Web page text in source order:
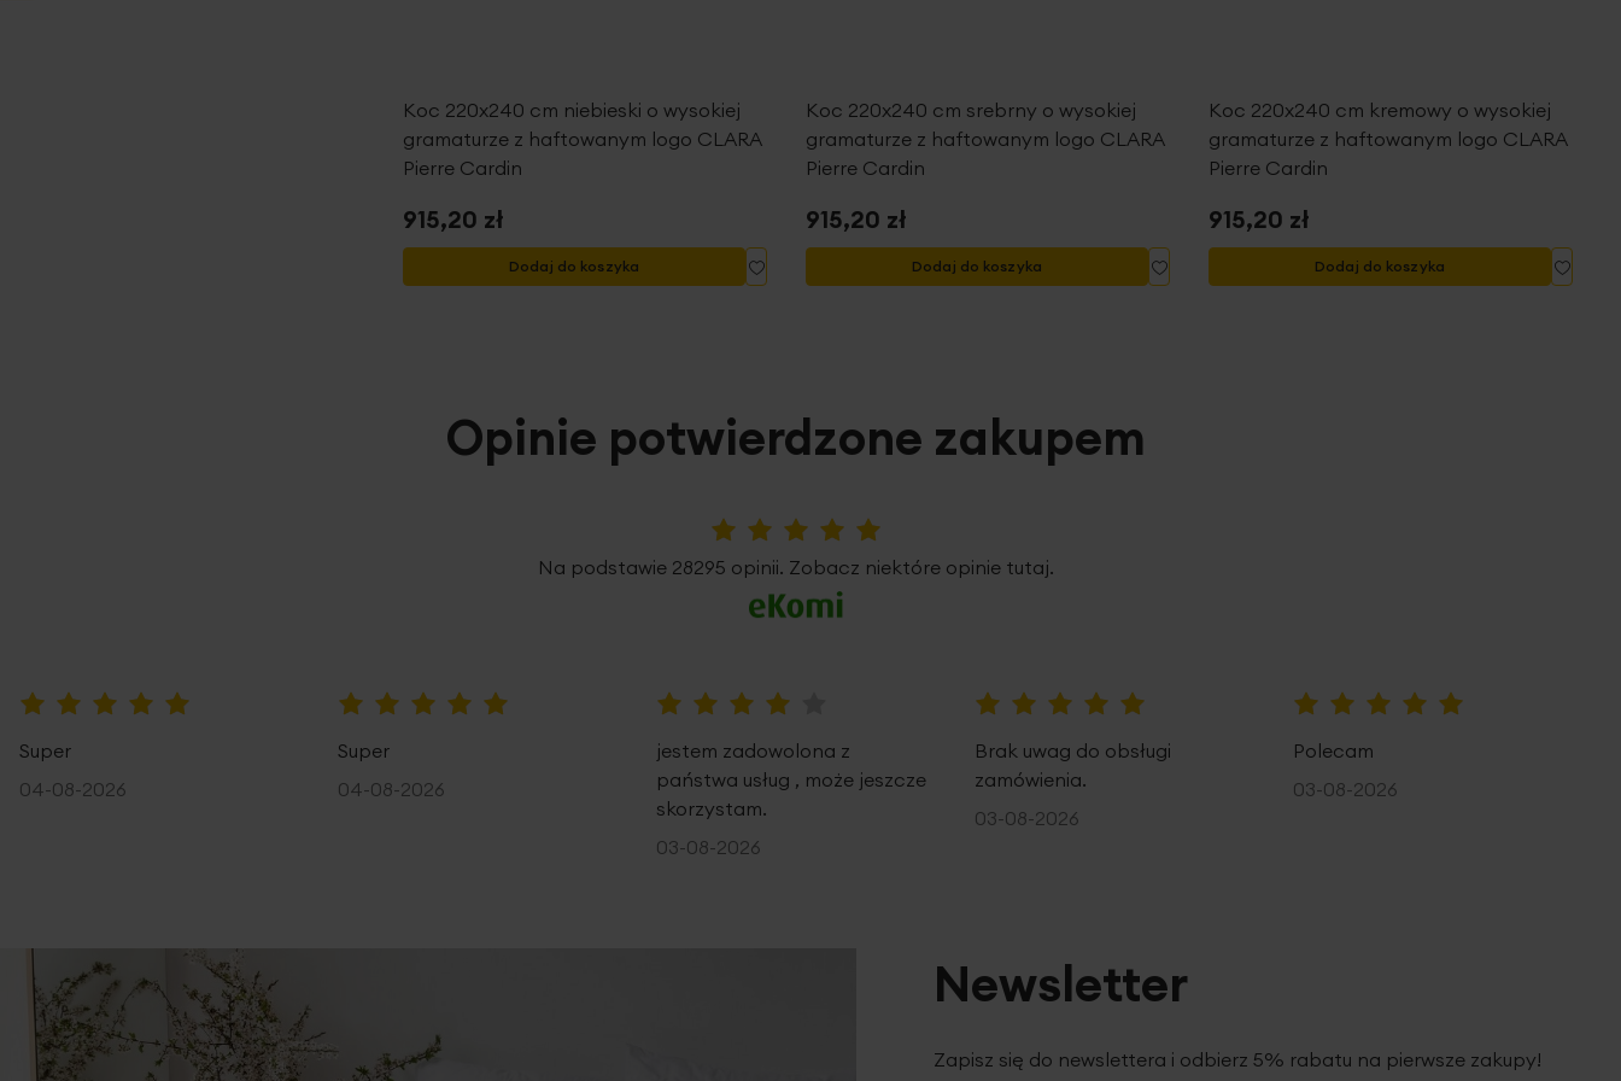
Koc 220x240 cm niebieski o wysokiej
gramaturze z haftowanym logo CLARA
Pierre Cardin
915,20 zł
Dodaj do koszyka
do
Koc 220x240 cm srebrny o wysokiej
gramaturze z haftowanym logo CLARA
Pierre Cardin
915,20 zł
Dodaj do koszyka
do
Koc 220x240 cm kremowy o wysokiej
gramaturze z haftowanym logo CLARA
Pierre Cardin
915,20 zł
Dodaj do koszyka
Dodaj
do
Opinie potwierdzone zakupem
5%
Na podstawie 28295 opinii. Zobacz niektóre opinie tutaj.
Super
04-08-2026
Super
04-08-2026
jestem zadowolona z
państwa usług , może jeszcze
skorzystam.
03-08-2026
Brak uwag do obsługi
zamówienia.
03-08-2026
Polecam
03-08-2026
Newsletter
Zapisz się do newslettera i odbierz 5% rabatu na pierwsze zakupy!